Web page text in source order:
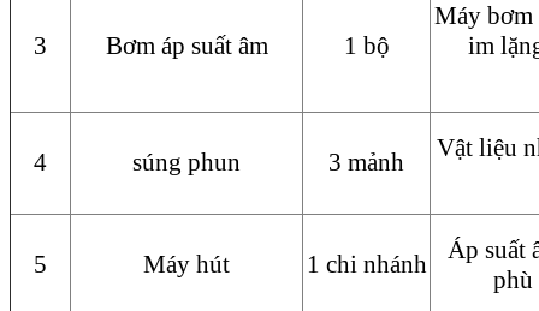
3 Bơm áp suất âm 1 bộ
Máy bơm
im
4 súng phun 3 mảnh Vật liệu
5 Máy hút 1 chi nhánh
Áp suất
phù